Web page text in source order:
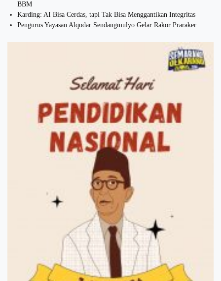
BBM
Karding: AI Bisa Cerdas, tapi Tak Bisa Menggantikan Integritas
Pengurus Yayasan Alqodar Sendangmulyo Gelar Rakor Praraker